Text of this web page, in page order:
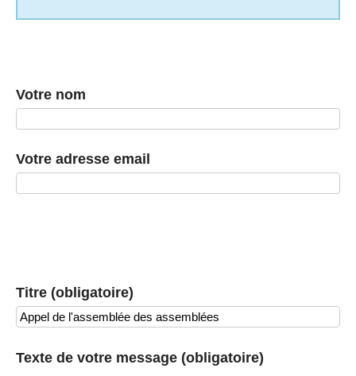
Votre nom
Votre adresse email
Titre (obligatoire)
Texte de votre message (obligatoire)